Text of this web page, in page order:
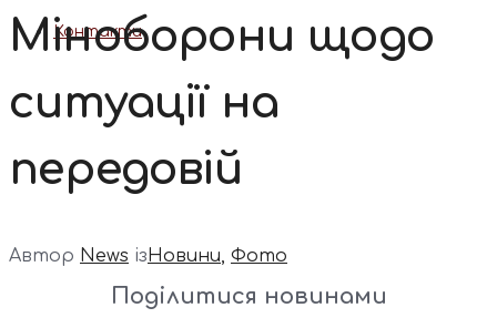
Контакти
Міноборони щодо
ситуації на
передовій
Автор News ізНовини, Фото
Поділитися новинами